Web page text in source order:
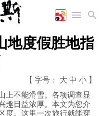
地度假胜地指
【 字号： 大 中 小 】
上不能滑雪。各项调查显
趣日益浓厚。本文为您介
度。这里一次旅行就能穿